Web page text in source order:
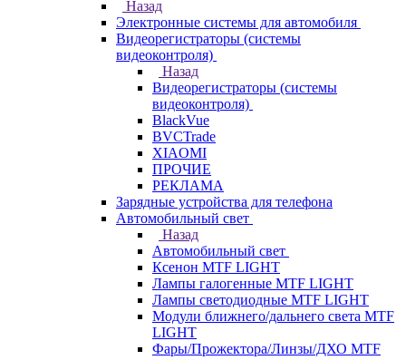
Назад
Электронные системы для автомобиля
Видеорегистраторы (системы
видеоконтроля)
Назад
Видеорегистраторы (системы
видеоконтроля)
BlackVue
BVCTrade
XIAOMI
ПРОЧИЕ
РЕКЛАМА
Зарядные устройства для телефона
Автомобильный свет
Назад
Автомобильный свет
Ксенон MTF LIGHT
Лампы галогенные MTF LIGHT
Лампы светодиодные MTF LIGHT
Модули ближнего/дальнего света MTF
LIGHT
Фары/Прожектора/Линзы/ДХО MTF